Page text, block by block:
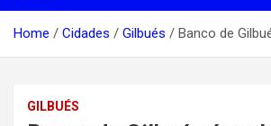
Home Cidades Gilbués Banco de
GILBUÉS